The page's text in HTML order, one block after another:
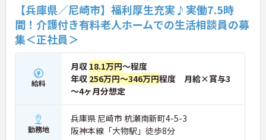
★おすすめPOINT★
・生活支援員からスタートし、サービス管理責任者
やエリアマネージャーへと続く明確なステップアッ
プの道筋が用意されています。急成長中の企業であ
ネジメント職への挑戦も視野に入れていただけま
す。
・年間休日114日、残業月平均10時間程度という就
明確にし、心身ともに充実した状態で長くご活躍い
ただけます。
【兵庫県／尼崎市】福利厚生充実♪実働7.5時
間！介護付き有料老人ホームでの生活相談員の募
集＜正社員＞
給料
月収 18.1万円～程度
年収 256万円～346万円程度 月給×賞与3
～4ヶ月分想定
勤務地
兵庫県 尼崎市 杭瀬南新町4-5-3
阪神本線「大物駅」徒歩8分